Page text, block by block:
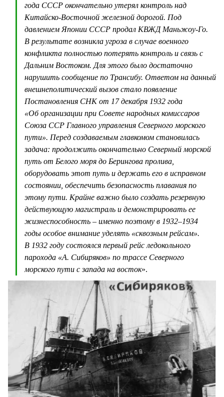
года СССР окончательно утерял контроль над
Китайско-Восточной железной дорогой. Под
давлением Японии СССР продал КВЖД Маньжоу-Го.
В результате возникла угроза в случае военного
конфликта полностью потерять контроль и связь с
Дальним Востоком. Для этого было достаточно
нарушить сообщение по Трансибу. Ответом на данный
внешнеполитический вызов стало появление
Постановления СНК от 17 декабря 1932 года
«Об организации при Совете народных комиссаров
Союза ССР Главного управления Северного морского
пути». Перед создаваемым главкомом становилась
задача: продолжить окончательно Северный морской
путь от Белого моря до Берингова пролива,
оборудовать этот путь и держать его в исправном
состоянии, обеспечить безопасность плавания по
этому пути. Крайне важно было создать резервную
действующую магистраль и демонстрировать ее
жизнеспособность – именно поэтому в 1932–1934
годы особое внимание уделять «сквозным рейсам».
В 1932 году состоялся первый рейс ледокольного
парохода «А. Сибиряков» по трассе Северного
морского пути с запада на восток».